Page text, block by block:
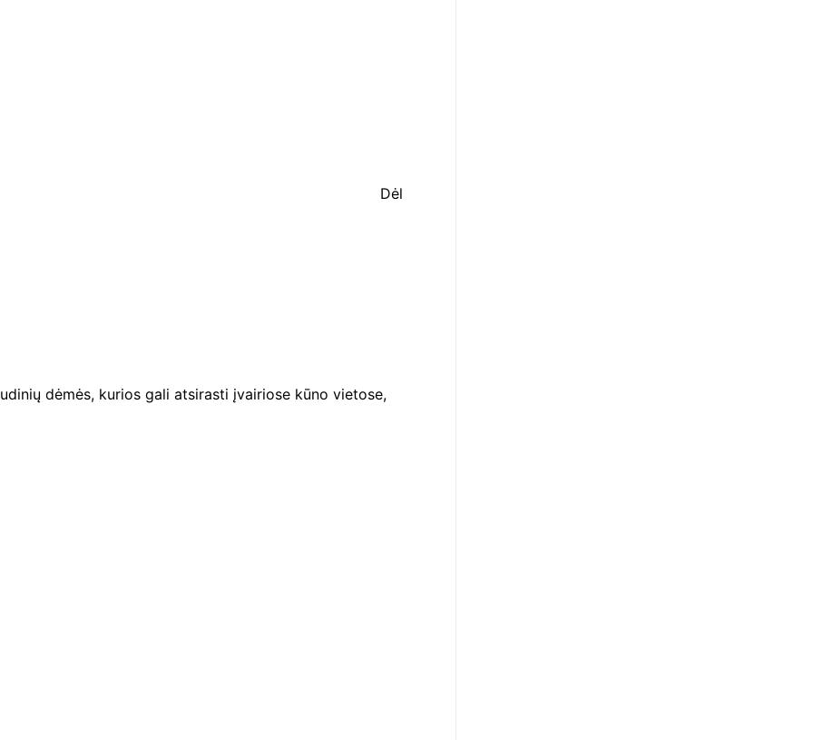
Dėl
dėmės, kurios gali atsirasti įvairiose kūno vietose,